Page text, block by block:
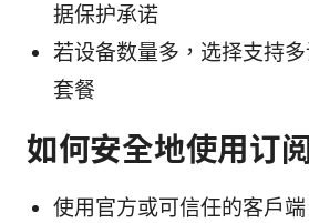
据保护承诺
若设备数量多，选择支持
套餐
如何安全地使用订
使用官方或可信任的客户